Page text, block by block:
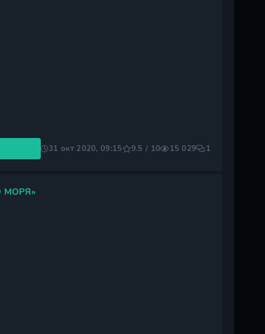
31 окт 2020, 09:15 9.5 / 10 15 029 1
МОРЯ»